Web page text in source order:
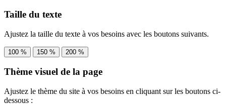
Taille du texte
Ajustez la taille du texte à vos besoins avec les boutons suivants.
100 % 150 % 200 %
Thème visuel de la page
Ajustez le thème du site à vos besoins en cliquant sur les boutons ci-
dessous :